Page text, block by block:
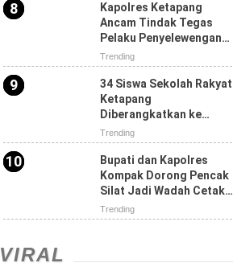
Kapolres Ketapang
Ancam Tindak Tegas
Pelaku Penyelewengan
BBM, Polisi Perketat
Pengawasan SPBU
Trending
34 Siswa Sekolah Rakyat
Ketapang
Diberangkatkan ke
Pontianak, Bupati:
Jangan Putus Sekolah di
Tengah Jalan
Trending
Bupati dan Kapolres
Kompak Dorong Pencak
Silat Jadi Wadah Cetak
Atlet Berprestasi
Trending
VIRAL